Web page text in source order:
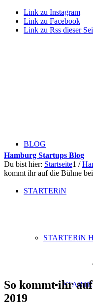
Link zu Instagram
Link zu Facebook
Link zu Rss dieser
BLOG
STARTERiN
STARTERiN
Hamburg Startups Blog
Du bist hier: Startseite1 /
kommt ihr auf die Bühne
So kommt ihr
2019